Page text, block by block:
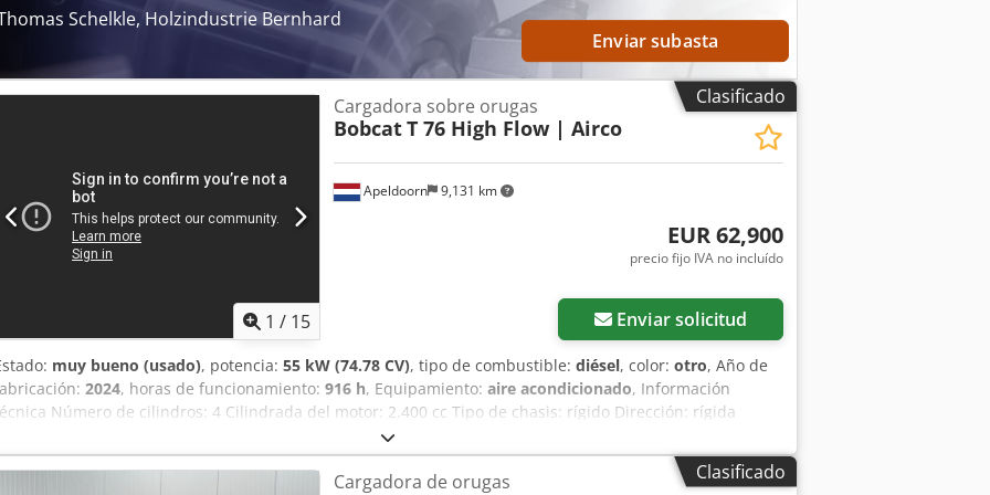
Gestión a través de Collé Rental & Sales
Schelkle, Holzindustrie Bernhard
Enviar subasta
Clasificado
1 / 15
Apeldoorn 9,131 km
Cargadora sobre orugas
BobcatT 76 High Flow | Airco
EUR 62,900
precio fijo IVA no incluído
Enviar solicitud
muy bueno (usado), potencia: 55 kW (74.78 CV), tipo de combustible: diésel, color: otro, Año de
2024, horas de funcionamiento: 916 h, Equipamiento: aire acondicionado, Información
Número de cilindros: 4 Cilindrada del motor: 2.400 cc Tipo de chasis: rígido Dirección: rígida
Marca del motor: Bobcat Peso en vacío: 4.898 kg Dimensiones (L x A x H): 390 x 186 x 206 cm Funcional
de cambio rápido: Sí Certificación CE: sí Estado Estado técnico: muy bueno Estado visual: muy
bueno = Otras opciones y equipamiento = - Faro(s) de trabajo - Suspensión del brazo - Orugas de goma -
Clasificado
Cargadora de orugas